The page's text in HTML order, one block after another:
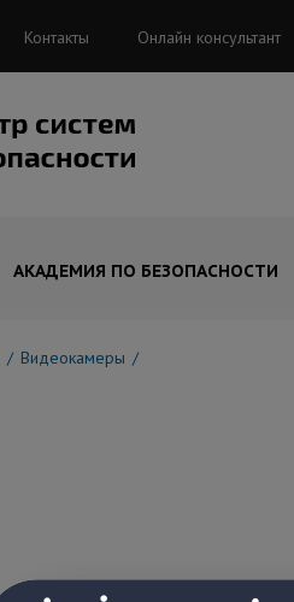
Контакты Онлайн консультант
АКАДЕМИЯ ПО БЕЗОПАСНОСТИ
Видеокамеры